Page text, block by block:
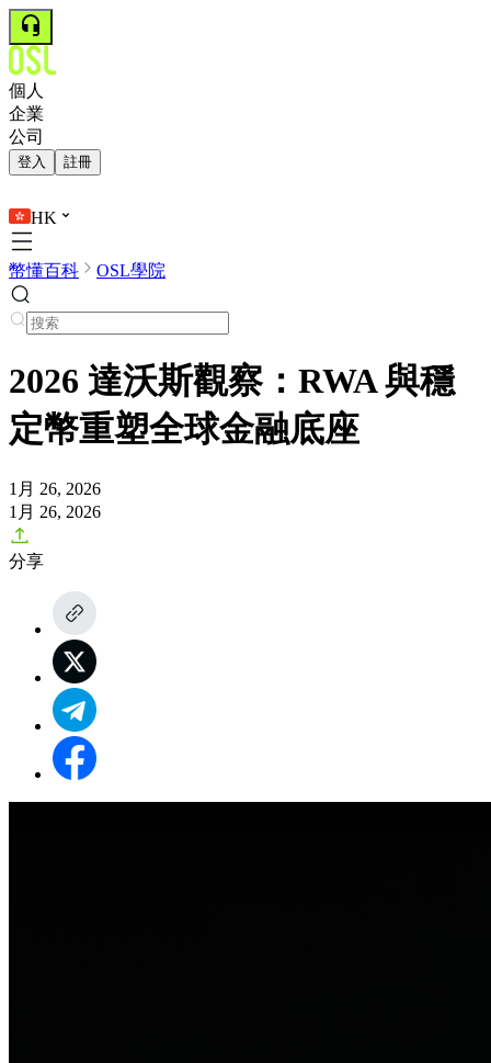
個人
企業
公司
登入 註冊
HK
幣懂百科 OSL學院
2026 達沃斯觀察：RWA 與穩
定幣重塑全球金融底座
1月 26, 2026
1月 26, 2026
分享